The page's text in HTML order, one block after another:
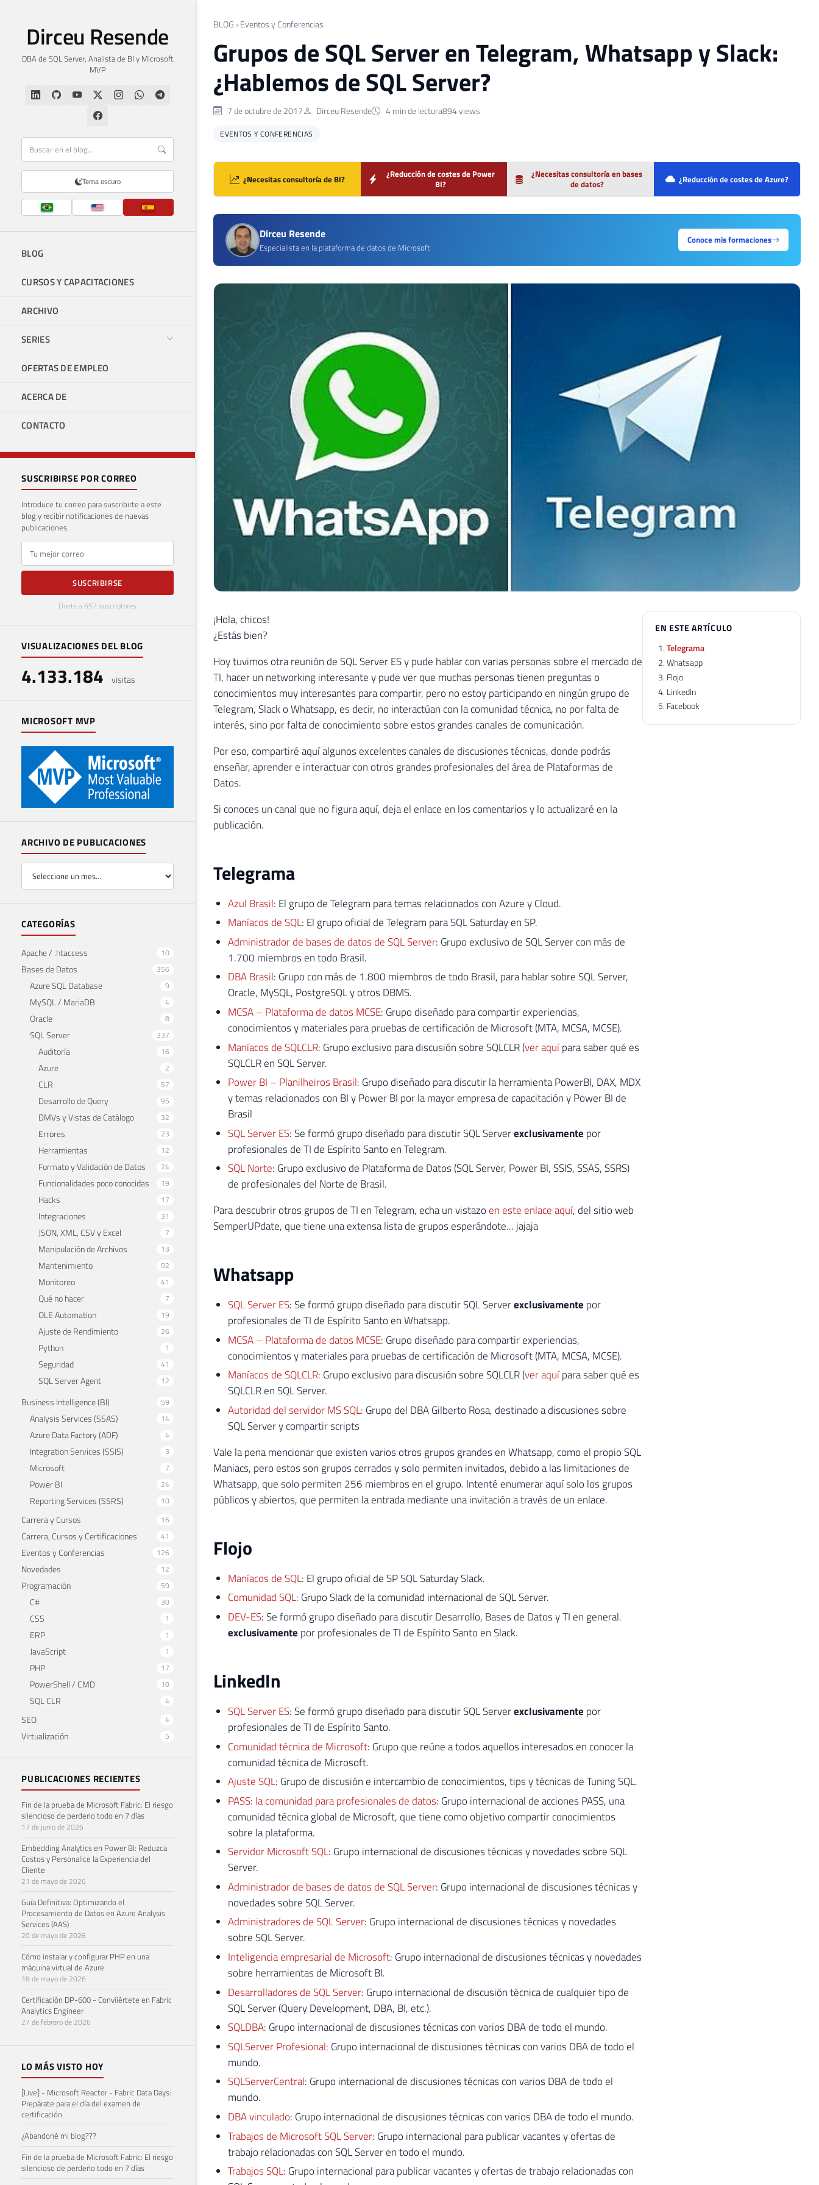
Dirceu Resende
DBA de SQL Server, Analista de BI y Microsoft
MVP
Tema oscuro
BLOG
CURSOS Y CAPACITACIONES
ARCHIVO
SERIES
OFERTAS DE EMPLEO
ACERCA DE
CONTACTO
SUSCRIBIRSE POR CORREO
Introduce tu correo para suscribirte a este
blog y recibir notificaciones de nuevas
publicaciones.
E-mail
SUSCRIBIRSE
Únete a 657 suscriptores
VISUALIZACIONES DEL BLOG
4.133.184 visitas
MICROSOFT MVP
ARCHIVO DE PUBLICACIONES
CATEGORÍAS
Apache / .htaccess 10
Bases de Datos 356
Azure SQL Database 9
MySQL / MariaDB 4
Oracle 8
SQL Server 337
Auditoría 16
Azure 2
CLR 57
Desarrollo de Query 95
DMVs y Vistas de Catálogo 32
Errores 23
Herramientas 12
Formato y Validación de Datos 24
Funcionalidades poco conocidas 19
Hacks 17
Integraciones 31
JSON, XML, CSV y Excel 7
Manipulación de Archivos 13
Mantenimiento 92
Monitoreo 41
Qué no hacer 7
OLE Automation 19
Ajuste de Rendimiento 26
Python 1
Seguridad 41
SQL Server Agent 12
Business Intelligence (BI) 59
Analysis Services (SSAS) 14
Azure Data Factory (ADF) 4
Integration Services (SSIS) 3
Microsoft 7
Power BI 24
Reporting Services (SSRS) 10
Carrera y Cursos 16
Carrera, Cursos y Certificaciones 41
Eventos y Conferencias 126
Novedades 12
Programación 59
C# 30
CSS 1
ERP 1
JavaScript 1
PHP 17
PowerShell / CMD 10
SQL CLR 4
SEO 4
Virtualización 5
PUBLICACIONES RECIENTES
Fin de la prueba de Microsoft Fabric: El riesgo
silencioso de perderlo todo en 7 días
17 de junio de 2026
Embedding Analytics en Power BI: Reduzca
Costos y Personalice la Experiencia del
Cliente
21 de mayo de 2026
Guía Definitiva: Optimizando el
Procesamiento de Datos en Azure Analysis
Services (AAS)
20 de mayo de 2026
Cómo instalar y configurar PHP en una
máquina virtual de Azure
18 de mayo de 2026
Certificación DP-600 - Convíiértete en Fabric
Analytics Engineer
27 de febrero de 2026
LO MÁS VISTO HOY
[Live] - Microsoft Reactor - Fabric Data Days:
Prepárate para el día del examen de
certificación
¿Abandoné mi blog???
Fin de la prueba de Microsoft Fabric: El riesgo
silencioso de perderlo todo en 7 días
BLOG › Eventos y Conferencias
Grupos de SQL Server en Telegram, Whatsapp y Slack:
¿Hablemos de SQL Server?
7 de octubre de 2017 Dirceu Resende 4 min de lectura894 views
EVENTOS Y CONFERENCIAS
¿Necesitas consultoría de BI?
¿Reducción de costes de Power
BI?
¿Necesitas consultoría en bases
de datos?
¿Reducción de costes de Azure?
Dirceu Resende
Especialista en la plataforma de datos de Microsoft
Conoce mis formaciones
¡Hola, chicos!
¿Estás bien?
Hoy tuvimos otra reunión de SQL Server ES y pude hablar con varias personas sobre el mercado de
TI, hacer un networking interesante y pude ver que muchas personas tienen preguntas o
conocimientos muy interesantes para compartir, pero no estoy participando en ningún grupo de
Telegram, Slack o Whatsapp, es decir, no interactúan con la comunidad técnica, no por falta de
interés, sino por falta de conocimiento sobre estos grandes canales de comunicación.
Por eso, compartiré aquí algunos excelentes canales de discusiones técnicas, donde podrás
enseñar, aprender e interactuar con otros grandes profesionales del área de Plataformas de
Datos.
Si conoces un canal que no figura aquí, deja el enlace en los comentarios y lo actualizaré en la
publicación.
Telegrama
Azul Brasil: El grupo de Telegram para temas relacionados con Azure y Cloud.
Maníacos de SQL: El grupo oficial de Telegram para SQL Saturday en SP.
Administrador de bases de datos de SQL Server: Grupo exclusivo de SQL Server con más de
1.700 miembros en todo Brasil.
DBA Brasil: Grupo con más de 1.800 miembros de todo Brasil, para hablar sobre SQL Server,
Oracle, MySQL, PostgreSQL y otros DBMS.
MCSA – Plataforma de datos MCSE: Grupo diseñado para compartir experiencias,
conocimientos y materiales para pruebas de certificación de Microsoft (MTA, MCSA, MCSE).
Maníacos de SQLCLR: Grupo exclusivo para discusión sobre SQLCLR (ver aquípara saber qué es
SQLCLR en SQL Server.
Power BI – Planilheiros Brasil: Grupo diseñado para discutir la herramienta PowerBI, DAX, MDX
y temas relacionados con BI y Power BI por la mayor empresa de capacitación y Power BI de
Brasil
SQL Server ES: Se formó grupo diseñado para discutir SQL Serverexclusivamente por
profesionales de TI de Espírito Santo en Telegram.
SQL Norte: Grupo exclusivo de Plataforma de Datos (SQL Server, Power BI, SSIS, SSAS, SSRS)
de profesionales del Norte de Brasil.
Para descubrir otros grupos de TI en Telegram, echa un vistazo en este enlace aquí, del sitio web
SemperUPdate, que tiene una extensa lista de grupos esperándote... jajaja
Whatsapp
SQL Server ES: Se formó grupo diseñado para discutir SQL Serverexclusivamente por
profesionales de TI de Espírito Santo en Whatsapp.
MCSA – Plataforma de datos MCSE: Grupo diseñado para compartir experiencias,
conocimientos y materiales para pruebas de certificación de Microsoft (MTA, MCSA, MCSE).
Maníacos de SQLCLR: Grupo exclusivo para discusión sobre SQLCLR (ver aquípara saber qué es
SQLCLR en SQL Server.
Autoridad del servidor MS SQL: Grupo del DBA Gilberto Rosa, destinado a discusiones sobre
SQL Server y compartir scripts
Vale la pena mencionar que existen varios otros grupos grandes en Whatsapp, como el propio SQL
Maniacs, pero estos son grupos cerrados y solo permiten invitados, debido a las limitaciones de
Whatsapp, que solo permiten 256 miembros en el grupo. Intenté enumerar aquí solo los grupos
públicos y abiertos, que permiten la entrada mediante una invitación a través de un enlace.
Flojo
Maníacos de SQL: El grupo oficial de SP SQL Saturday Slack.
Comunidad SQL: Grupo Slack de la comunidad internacional de SQL Server.
DEV-ES: Se formó grupo diseñado para discutir Desarrollo, Bases de Datos y TI en general.
exclusivamente por profesionales de TI de Espírito Santo en Slack.
LinkedIn
SQL Server ES: Se formó grupo diseñado para discutir SQL Serverexclusivamente por
profesionales de TI de Espírito Santo.
Comunidad técnica de Microsoft: Grupo que reúne a todos aquellos interesados ​​en conocer la
comunidad técnica de Microsoft.
Ajuste SQL: Grupo de discusión e intercambio de conocimientos, tips y técnicas de Tuning SQL.
PASS: la comunidad para profesionales de datos: Grupo internacional de acciones PASS, una
comunidad técnica global de Microsoft, que tiene como objetivo compartir conocimientos
sobre la plataforma.
Servidor Microsoft SQL: Grupo internacional de discusiones técnicas y novedades sobre SQL
Server.
Administrador de bases de datos de SQL Server: Grupo internacional de discusiones técnicas y
novedades sobre SQL Server.
Administradores de SQL Server: Grupo internacional de discusiones técnicas y novedades
sobre SQL Server.
Inteligencia empresarial de Microsoft: Grupo internacional de discusiones técnicas y novedades
sobre herramientas de Microsoft BI.
Desarrolladores de SQL Server: Grupo internacional de discusión técnica de cualquier tipo de
SQL Server (Query Development, DBA, BI, etc.).
SQLDBA: Grupo internacional de discusiones técnicas con varios DBA de todo el mundo.
SQLServer Profesional: Grupo internacional de discusiones técnicas con varios DBA de todo el
mundo.
SQLServerCentral: Grupo internacional de discusiones técnicas con varios DBA de todo el
mundo.
DBA vinculado: Grupo internacional de discusiones técnicas con varios DBA de todo el mundo.
Trabajos de Microsoft SQL Server: Grupo internacional para publicar vacantes y ofertas de
trabajo relacionadas con SQL Server en todo el mundo.
Trabajos SQL: Grupo internacional para publicar vacantes y ofertas de trabajo relacionadas con
EN ESTE ARTÍCULO
Telegrama
Whatsapp
Flojo
LinkedIn
Facebook